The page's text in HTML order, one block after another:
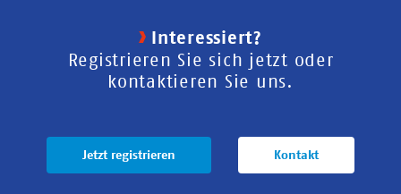
Interessiert?
Registrieren Sie sich jetzt oder
kontaktieren Sie uns.
Jetzt registrieren Kontakt